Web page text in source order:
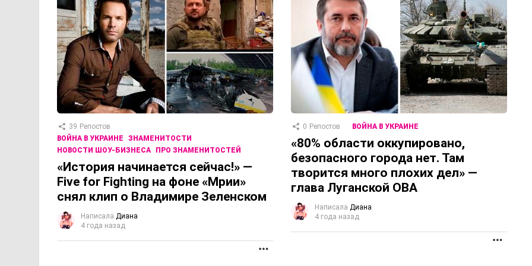
39 Репостов
ВОЙНА В УКРАИНЕ
ЗНАМЕНИТОСТИ
НОВОСТИ ШОУ-БИЗНЕСА
ПРО ЗНАМЕНИТОСТЕЙ
«История начинается сейчас!» —
Five for Fighting на фоне «Мрии»
снял клип о Владимире Зеленском
Написала Диана
4 года назад
0 Репостов ВОЙНА В УКРАИНЕ
«80% области оккупировано,
безопасного города нет. Там
творится много плохих дел» —
глава Луганской ОВА
Написала Диана
4 года назад